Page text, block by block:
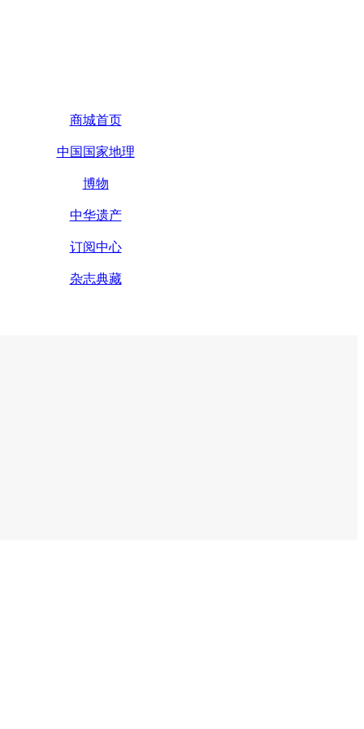
商城首页
中国国家地理
博物
中华遗产
订阅中心
杂志典藏